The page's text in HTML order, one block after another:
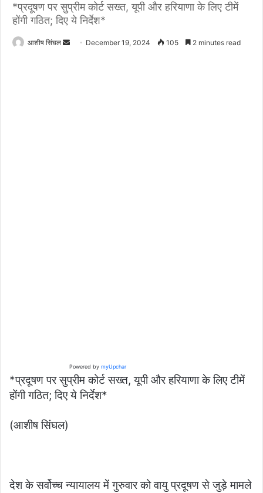
*प्रदूषण पर सुप्रीम कोर्ट सख्त, यूपी और हरियाणा के लिए टीमें
होंगी गठित; दिए ये निर्देश*
आशीष सिंघल
Send December 19, 2024 105 2 minutes read
Powered bymyUpchar
*प्रदूषण पर सुप्रीम कोर्ट सख्त, यूपी और हरियाणा के लिए टीमें
होंगी गठित; दिए ये निर्देश*
(आशीष सिंघल)
देश के सर्वोच्च न्यायालय में गुरुवार को वायु प्रदूषण से जुड़े मामले